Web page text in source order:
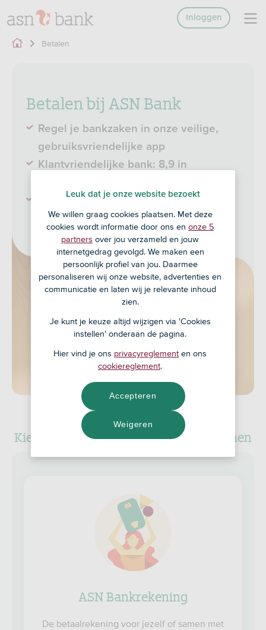
Inloggen
Betalen
Betalen bij ASN Bank
Regel je bankzaken in onze veilige,
gebruiksvriendelijke app​
Klantvriendelijke bank: 8,9 in
Veel aankopen verzekerd via de
aankoopverzekering
Kies welke betaalrekening je wilt openen
ASN Bankrekening
De betaalrekening voor jezelf of samen met
Leuk dat je onze website bezoekt
We willen graag cookies plaatsen. Met deze
cookies wordt informatie door ons en onze 5
partners over jou verzameld en jouw
internetgedrag gevolgd. We maken een
persoonlijk profiel van jou. Daarmee
personaliseren wij onze website, advertenties en
communicatie en laten wij je relevante inhoud
zien.
Je kunt je keuze altijd wijzigen via 'Cookies
instellen' onderaan de pagina.
Hier vind je ons privacyreglement en ons
cookiereglement.
Weigeren
Accepteren